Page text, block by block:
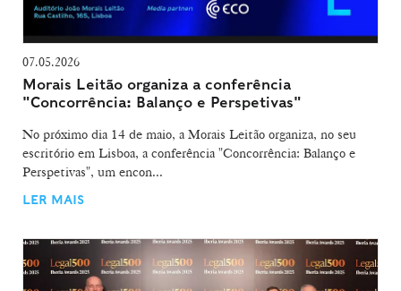
07.05.2026
Morais Leitão organiza a conferência
"Concorrência: Balanço e Perspetivas"
No próximo dia 14 de maio, a Morais Leitão organiza, no seu
escritório em Lisboa, a conferência "Concorrência: Balanço e
Perspetivas", um encon...
LER MAIS